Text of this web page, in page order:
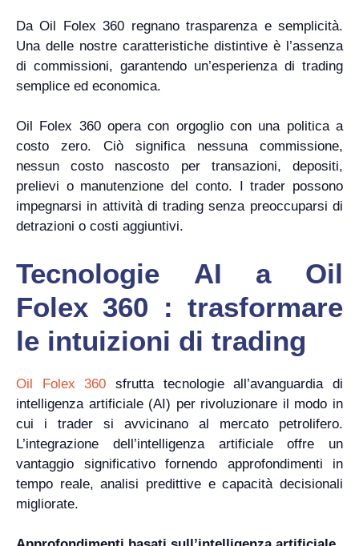
Da Oil Folex 360 regnano trasparenza e semplicità.
Una delle nostre caratteristiche distintive è l’assenza
di commissioni, garantendo un’esperienza di trading
semplice ed economica.
Oil Folex 360 opera con orgoglio con una politica a
costo zero. Ciò significa nessuna commissione,
nessun costo nascosto per transazioni, depositi,
prelievi o manutenzione del conto. I trader possono
impegnarsi in attività di trading senza preoccuparsi di
detrazioni o costi aggiuntivi.
Tecnologie AI a Oil
Folex 360 : trasformare
le intuizioni di trading
Oil Folex 360 sfrutta tecnologie all’avanguardia di
intelligenza artificiale (AI) per rivoluzionare il modo in
cui i trader si avvicinano al mercato petrolifero.
L’integrazione dell’intelligenza artificiale offre un
vantaggio significativo fornendo approfondimenti in
tempo reale, analisi predittive e capacità decisionali
migliorate.